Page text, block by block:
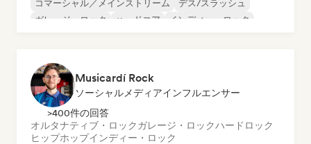
コマーシャル／メインストリーム
デス/スラッシュ
ガレージ・ロック
ハードコア
インディー・ロック
Musicardí Rock
ソーシャルメディアインフルエンサー
>400件の回答
オルタナティブ・ロックガレージ・ロックハードロック
ヒップホップインディー・ロック